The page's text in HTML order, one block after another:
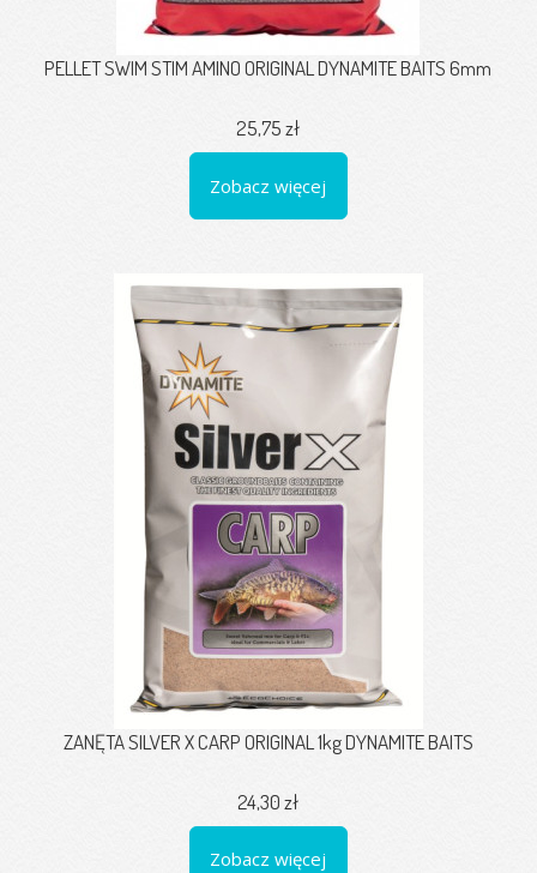
PELLET SWIM STIM AMINO ORIGINAL DYNAMITE BAITS 6mm
25,75 zł
Zobacz więcej
ZANĘTA SILVER X CARP ORIGINAL 1kg DYNAMITE BAITS
24,30 zł
Zobacz więcej